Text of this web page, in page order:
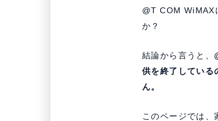
@T COM WiMAX
か？
結論から言うと、
供を終了している
ん。
このページでは